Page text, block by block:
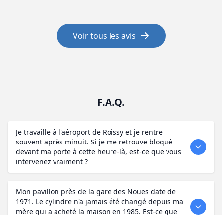
Voir tous les avis
F.A.Q.
Je travaille à l'aéroport de Roissy et je rentre
souvent après minuit. Si je me retrouve bloqué
devant ma porte à cette heure-là, est-ce que vous
intervenez vraiment ?
Mon pavillon près de la gare des Noues date de
1971. Le cylindre n'a jamais été changé depuis ma
mère qui a acheté la maison en 1985. Est-ce que